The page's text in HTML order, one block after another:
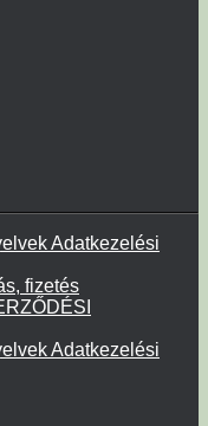
Adatkezelési
fizetés
Adatkezelési